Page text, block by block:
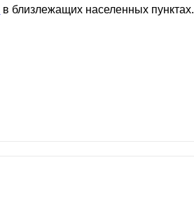
в близлежащих населенных пунктах.